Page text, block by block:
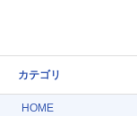
カテゴリ
HOME